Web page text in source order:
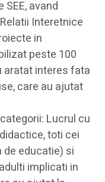
avand
Interetnice
in
peste 100
aratat interes fata
care au ajutat
Lucrul cu
toti cei
de educatie) si
implicati in